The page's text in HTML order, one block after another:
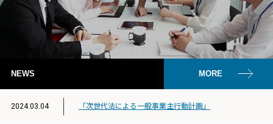
NEWS
2024.03.04 「次世代法による一般事業主行動計画」
MORE